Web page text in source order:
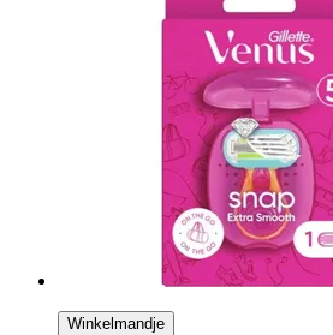
Winkelmandje